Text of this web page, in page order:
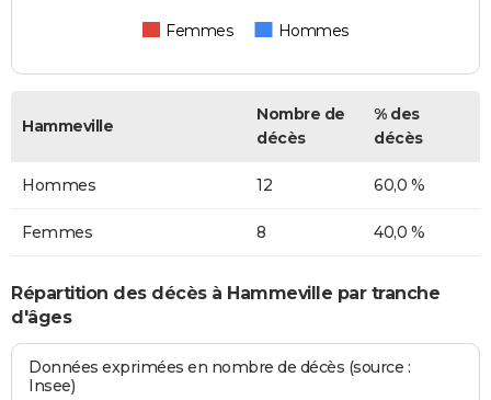
Femmes Hommes
Hammeville
Nombre de
décès
% des
décès
Hommes 12 60,0 %
Femmes 8 40,0 %
Répartition des décès à Hammeville par tranche
d'âges
Données exprimées en nombre de décès (source :
Insee)